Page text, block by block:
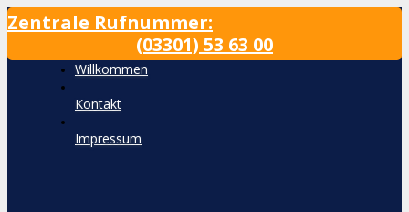
Zum
Inhalt
Zentrale Rufnummer:
(03301) 53 63 00
Willkommen
Kontakt
Impressum